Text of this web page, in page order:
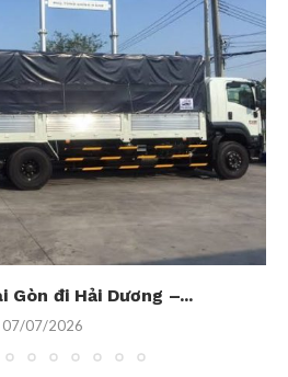
Gòn đi Hải Dương –...
07/07/2026